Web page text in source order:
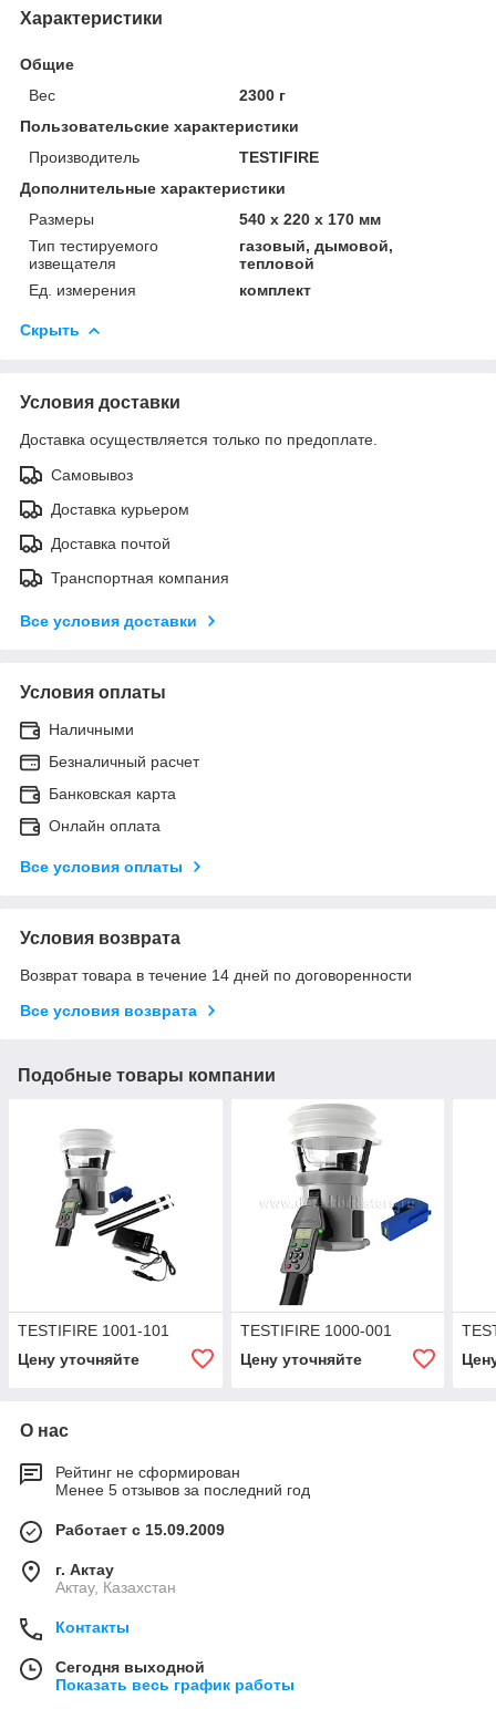
Характеристики
Общие
Вес
2300 г
Пользовательские характеристики
Производитель
TESTIFIRE
Дополнительные характеристики
Размеры
540 x 220 x 170 мм
Тип тестируемого
извещателя
газовый, дымовой,
тепловой
Ед. измерения
комплект
Скрыть
Условия доставки
Доставка осуществляется только по предоплате.
Самовывоз
Доставка курьером
Доставка почтой
Транспортная компания
Все условия доставки
Условия оплаты
Наличными
Безналичный расчет
Банковская карта
Онлайн оплата
Все условия оплаты
Условия возврата
Возврат товара в течение 14 дней по договоренности
Все условия возврата
Подобные товары компании
TESTIFIRE 1001-101
Цену уточняйте
TESTIFIRE 1000-001
Цену уточняйте
О нас
Рейтинг не сформирован
Менее 5 отзывов за последний год
Работает с 15.09.2009
г. Актау
Актау, Казахстан
Контакты
Сегодня выходной
Показать весь график работы